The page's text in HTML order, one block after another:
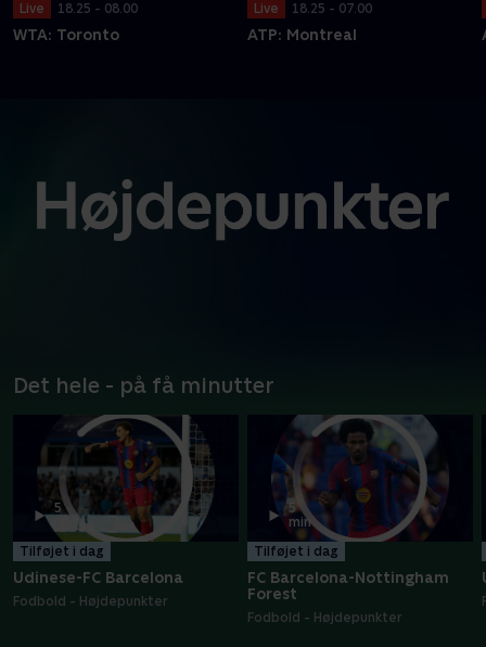
Live 18.25 - 08.00
WTA: Toronto
Live 18.25 - 07.00
ATP: Montreal
Det hele - på få minutter
5
Tilføjet i dag
Udinese-FC Barcelona
Fodbold - Højdepunkter
5
min
Tilføjet i dag
FC Barcelona-Nottingham
Forest
Fodbold - Højdepunkter